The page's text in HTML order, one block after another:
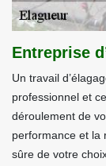
Entreprise
Un travail
professionnel et
déroulement de
performance et la
sûre de votre